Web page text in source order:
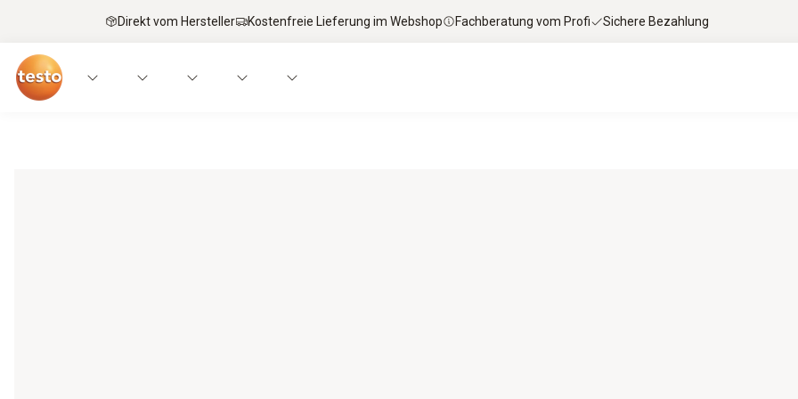
Direkt vom Hersteller Kostenfreie Lieferung im Webshop Fachberatung vom Profi Sichere Bezahlung